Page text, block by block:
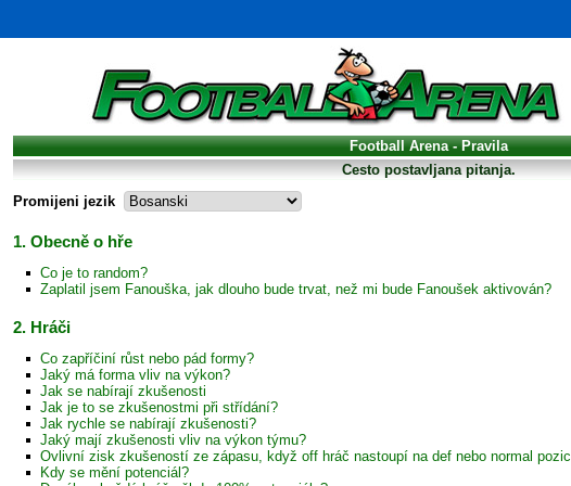
Football Arena - Pravila
Cesto postavljana pitanja.
Promijeni jezik
1. Obecně o hře
Co je to random?
Zaplatil jsem Fanouška, jak dlouho bude trvat, než mi bude Fanoušek aktivován?
2. Hráči
Co zapříčiní růst nebo pád formy?
Jaký má forma vliv na výkon?
Jak se nabírají zkušenosti
Jak je to se zkušenostmi při střídání?
Jak rychle se nabírají zkušenosti?
Jaký mají zkušenosti vliv na výkon týmu?
Ovlivní zisk zkušeností ze zápasu, když off hráč nastoupí na def nebo normal
Kdy se mění potenciál?